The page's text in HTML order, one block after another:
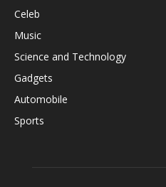
Celeb
Music
Science and Technology
Gadgets
Automobile
Sports